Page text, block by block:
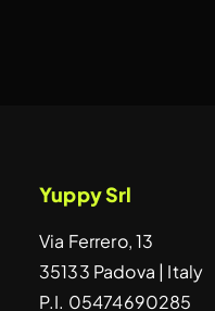
Yuppy Srl
Via Ferrero, 13
35133 Padova | Italy
P.I. 05474690285